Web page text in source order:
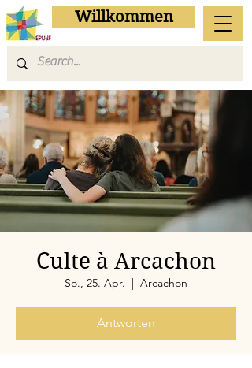
Willkommen
Culte à Arcachon
So., 25. Apr.
  |
Arcachon
Antworten